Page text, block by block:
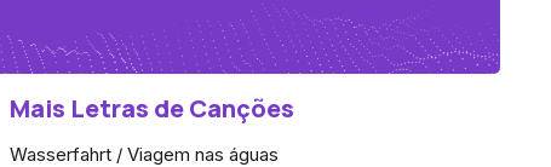
Mais Letras de Canções
Wasserfahrt / Viagem nas águas